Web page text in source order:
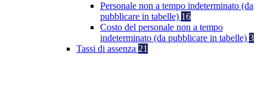
Personale non a tempo indeterminato (da
pubblicare in tabelle) 16
Costo del personale non a tempo
indeterminato (da pubblicare in tabelle) 3
Tassi di assenza 21